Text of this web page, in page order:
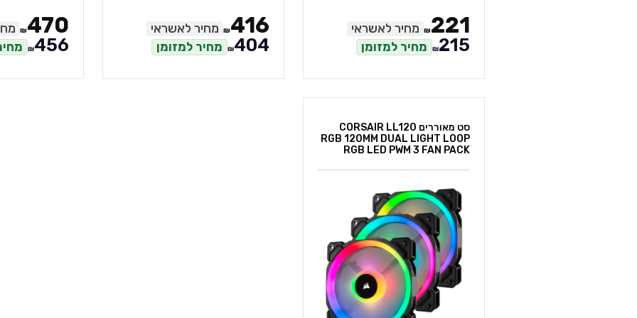
₪221 מחיר לאשראי
₪215 מחיר למזומן
₪416 מחיר לאשראי
₪404 מחיר למזומן
₪470
₪456
סט מאוררים CORSAIR LL120
RGB 120MM DUAL LIGHT LOOP
RGB LED PWM 3 FAN PACK